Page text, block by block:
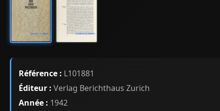
Référence : L101881
Éditeur : Verlag Berichthaus Zurich
Année : 1942